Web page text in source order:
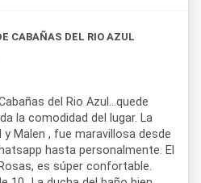
CABAÑAS DEL RIO AZUL
del Rio Azul...quede
la comodidad del lugar. La
Malen , fue maravillosa desde
hasta personalmente. El
es súper confortable.